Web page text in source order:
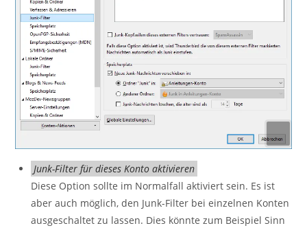
Junk-Filter für dieses Konto aktivieren
Diese Option sollte im Normalfall aktiviert sein. Es ist
aber auch möglich, den Junk-Filter bei einzelnen Konten
ausgeschaltet zu lassen. Dies könnte zum Beispiel Sinn